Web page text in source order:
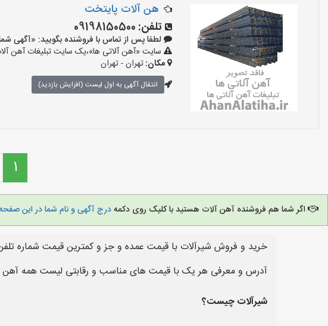
هن آلات پایتخت
تلفن: 09198150500
لطفا پس از تماس با فروشنده بگویید: «آگهی شما را در
سایت «آهن آلاتی ها»،یک سایت تبلیغات آهن
مکان:تهران - تهران
انتقال آگهی به اول لیست (افزایش بازدید)
1
اگر شما هم فروشنده آهن آلات هستید با کلیک روی دکمهدرج آگهی و نام شما در این
خرید و فروش شیرآلات با قیمت عمده و جز و کمترین قیمت شماره
آدرس و معرفی هر یک با قیمت های مناسب و رقابتی لیست همه آهن
شیرآلات چیست؟